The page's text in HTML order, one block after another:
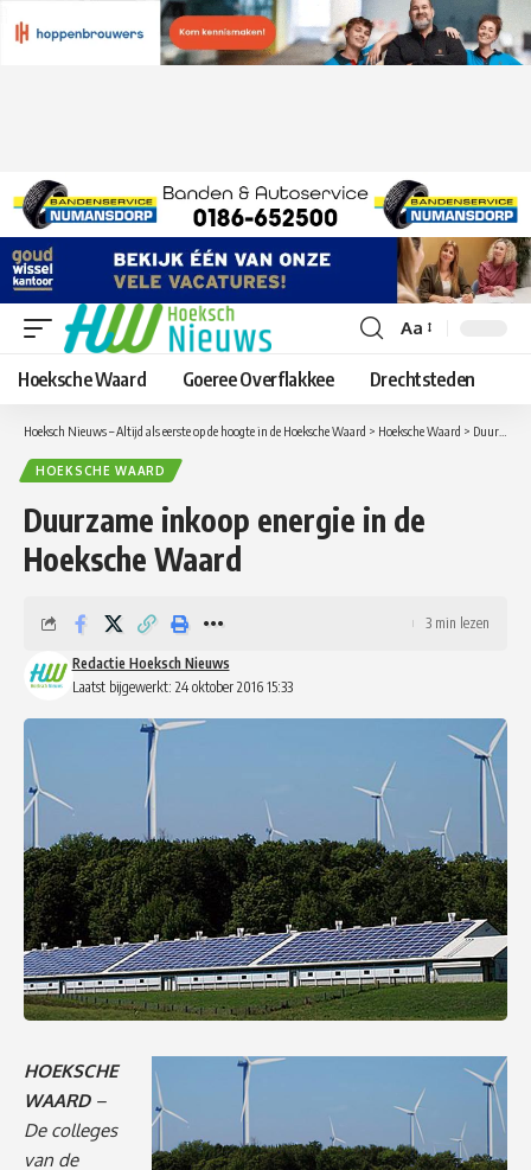
Lettergrootte
aanpassen
Aa
Hoeksche Waard Goeree Overflakkee Drechtsteden
Hoeksch Nieuws – Altijd als eerste op de hoogte in de Hoeksche Waard > Hoeksche Waard > Duurzame inkoop energie in de Hoeksche Waard
HOEKSCHE WAARD
Duurzame inkoop energie in de
Hoeksche Waard
Laatst bijgewerkt: 24 oktober 2016 15:33
Redactie Hoeksch Nieuws
3 min lezen
HOEKSCHE
WAARD–
De colleges
van de